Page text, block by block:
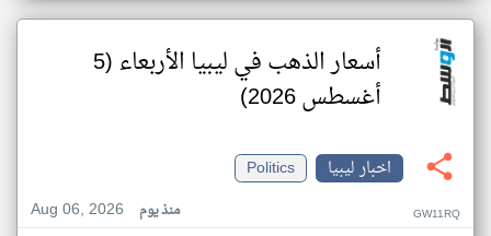
أسعار الذهب في ليبيا الأربعاء (5
أغسطس 2026)
اخبار ليبيا
Politics
Aug 06, 2026
منذ يوم GW11RQ